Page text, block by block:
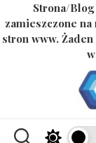
Strona/Blog
zamieszczone
stron www.